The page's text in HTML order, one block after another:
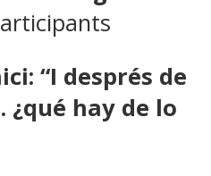
“I després de
hay de lo